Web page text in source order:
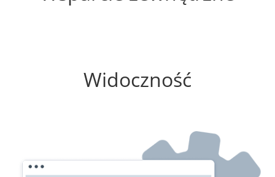
Widoczność